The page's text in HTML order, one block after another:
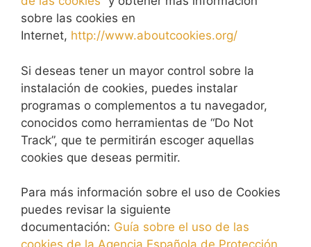
sobre las cookies en
Internet, http://www.aboutcookies.org/
Si deseas tener un mayor control sobre la
instalación de cookies, puedes instalar
programas o complementos a tu navegador,
conocidos como herramientas de “Do Not
Track”, que te permitirán escoger aquellas
cookies que deseas permitir.
Para más información sobre el uso de Cookies
puedes revisar la siguiente
documentación: Guía sobre el uso de las
cookies de la Agencia Española de Protección